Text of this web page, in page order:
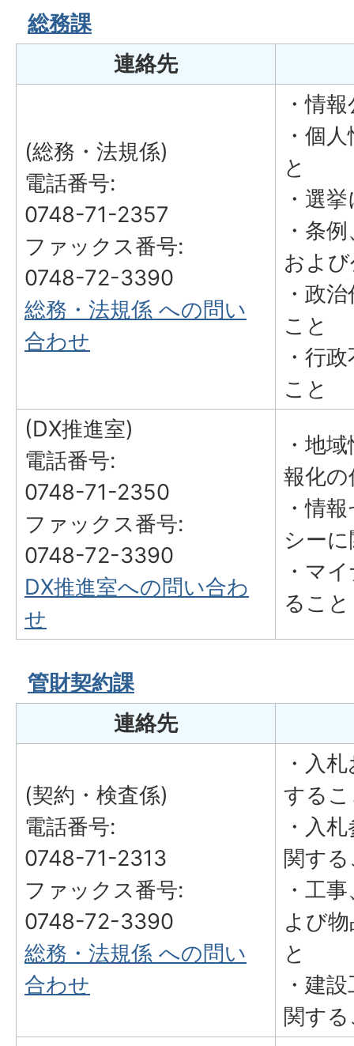
総務課
連絡先
(総務・法規係)
電話番号:
0748-71-2357
ファックス番号:
0748-72-3390
総務・法規係 への問い
合わせ
・情
・個
と
・選
・条
およ
・政
こと
・行
こと
(DX推進室)
電話番号:
0748-71-2350
ファックス番号:
0748-72-3390
DX推進室への問い合わ
せ
・地
報化の
・情
シー
・マ
ること
管財契約課
連絡先
(契約・検査係)
電話番号:
0748-71-2313
ファックス番号:
0748-72-3390
総務・法規係 への問い
合わせ
・入
する
・入
関す
・工
よび
と
・建
関す